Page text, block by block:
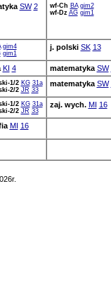
SW 2 wf-Ch BA gim2
wf-Dz AG gim1
gim4
gim1
j. polski SK 13
KI 4 matematyka SW
1/2 KG 31a
2/2 JR 33
matematyka SW
1/2 KG 31a
2/2 JR 33
zaj. wych. MI 16
MI 16